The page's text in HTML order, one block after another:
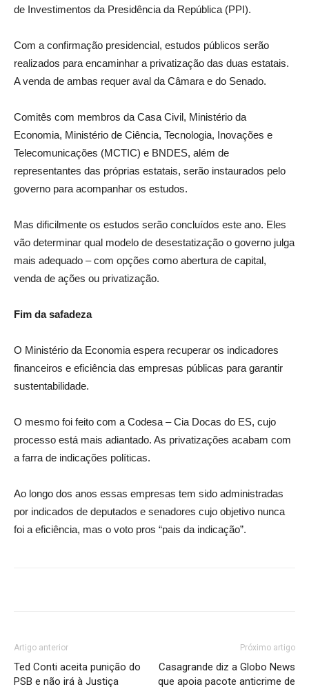
de Investimentos da Presidência da República (PPI).
Com a confirmação presidencial, estudos públicos serão
realizados para encaminhar a privatização das duas estatais.
A venda de ambas requer aval da Câmara e do Senado.
Comitês com membros da Casa Civil, Ministério da
Economia, Ministério de Ciência, Tecnologia, Inovações e
Telecomunicações (MCTIC) e BNDES, além de
representantes das próprias estatais, serão instaurados pelo
governo para acompanhar os estudos.
Mas dificilmente os estudos serão concluídos este ano. Eles
vão determinar qual modelo de desestatização o governo julga
mais adequado – com opções como abertura de capital,
venda de ações ou privatização.
Fim da safadeza
O Ministério da Economia espera recuperar os indicadores
financeiros e eficiência das empresas públicas para garantir
sustentabilidade.
O mesmo foi feito com a Codesa – Cia Docas do ES, cujo
processo está mais adiantado. As privatizações acabam com
a farra de indicações políticas.
Ao longo dos anos essas empresas tem sido administradas
por indicados de deputados e senadores cujo objetivo nunca
foi a eficiência, mas o voto pros “pais da indicação”.
Artigo anterior
Ted Conti aceita punição do
PSB e não irá à Justiça
Próximo artigo
Casagrande diz a Globo News
que apoia pacote anticrime de